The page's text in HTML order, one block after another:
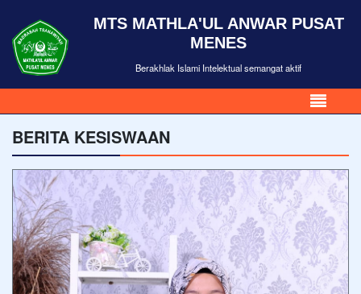
MTS MATHLA'UL ANWAR PUSAT
MENES
Berakhlak Islami Intelektual semangat aktif
BERITA KESISWAAN